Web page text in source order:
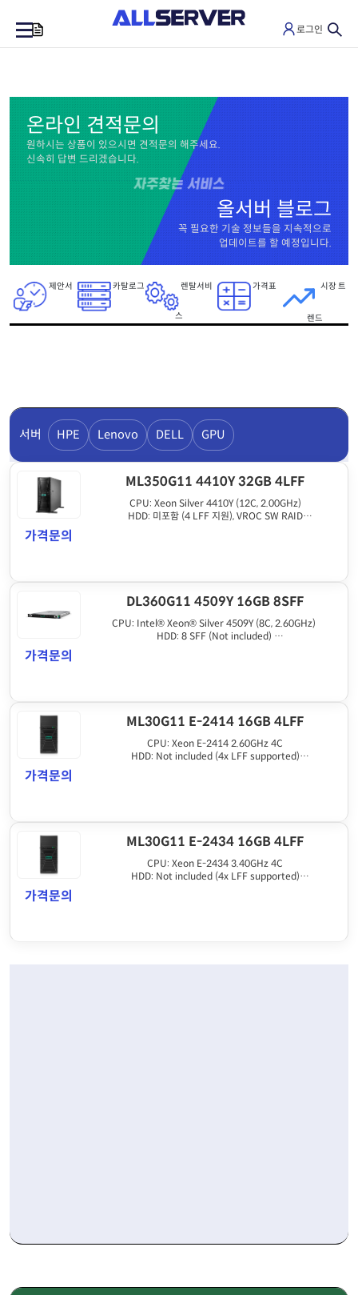
로그인
온라인 견적문의
원하시는 상품이 있으시면 견적문의 해주세요.
신속히 답변 드리겠습니다.
올서버 블로그
꼭 필요한 기술 정보들을 지속적으로
업데이트를 할 예정입니다.
제안서 카탈로그 렌탈서비
스
가격표 시장 트
렌드
서버 HPE Lenovo DELL GPU
ML350G11 4410Y 32GB 4LFF
CPU: Xeon Silver 4410Y (12C, 2.00GHz)
HDD: 미포함 (4 LFF 지원), VROC SW RAID
가격문의
DL360G11 4509Y 16GB 8SFF
CPU: Intel® Xeon® Silver 4509Y (8C, 2.60GHz)
HDD: 8 SFF (Not included)
가격문의
ML30G11 E-2414 16GB 4LFF
CPU: Xeon E-2414 2.60GHz 4C
HDD: Not included (4x LFF supported)
가격문의
ML30G11 E-2434 16GB 4LFF
CPU: Xeon E-2434 3.40GHz 4C
HDD: Not included (4x LFF supported)
가격문의